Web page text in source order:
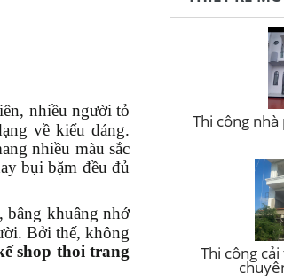
nhiều người tỏ
về kiểu dáng.
nhiều màu sắc
bụi bặm đều đủ
bâng khuâng nhớ
Bởi thế, không
shop thoi trang
Thi công nhà
Thi công